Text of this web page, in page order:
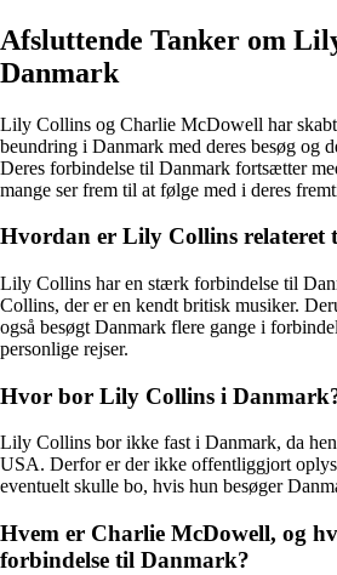
Afsluttende Tanker om
Danmark
Lily Collins og Charlie McDowell har skabt
beundring i Danmark med deres besøg og
Deres forbindelse til Danmark fortsætter
mange ser frem til at følge med i deres
Hvordan er Lily Collins relateret
Lily Collins har en stærk forbindelse til
Collins, der er en kendt britisk musiker.
også besøgt Danmark flere gange i
personlige rejser.
Hvor bor Lily Collins i
Lily Collins bor ikke fast i Danmark, da
USA. Derfor er der ikke offentliggjort
eventuelt skulle bo, hvis hun besøger
Hvem er Charlie McDowell, og
forbindelse til Danmark?